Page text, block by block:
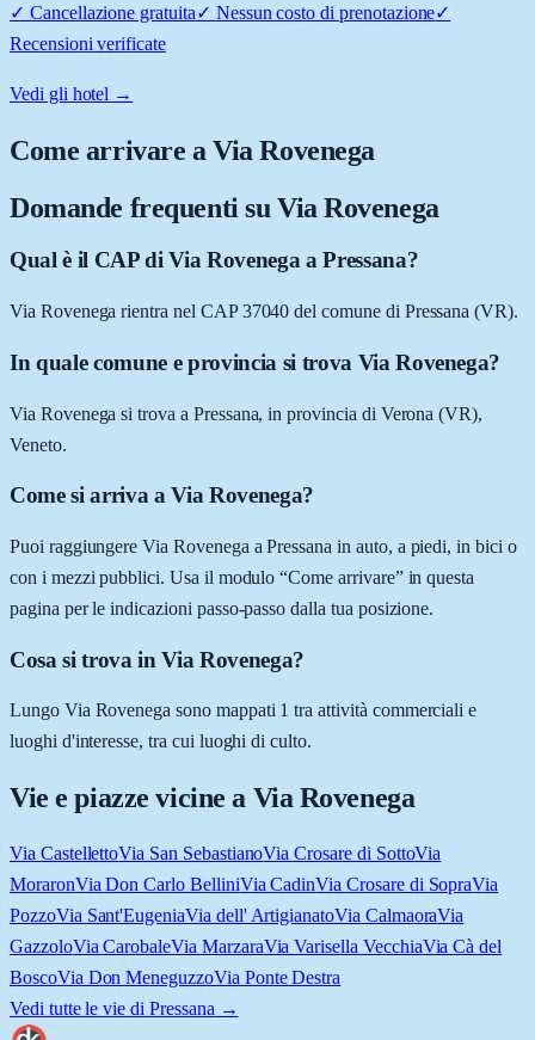
✓ Cancellazione gratuita✓ Nessun costo di prenotazione✓
Recensioni verificate
Vedi gli hotel →
Come arrivare aVia Rovenega
Domande frequenti su Via Rovenega
Qual è il CAP di Via Rovenega a Pressana?
Via Rovenega rientra nel CAP 37040 del comune di Pressana (VR).
In quale comune e provincia si trova Via Rovenega?
Via Rovenega si trova a Pressana, in provincia di Verona (VR),
Veneto.
Come si arriva a Via Rovenega?
Puoi raggiungere Via Rovenega a Pressana in auto, a piedi, in bici o
con i mezzi pubblici. Usa il modulo “Come arrivare” in questa
pagina per le indicazioni passo-passo dalla tua posizione.
Cosa si trova in Via Rovenega?
Lungo Via Rovenega sono mappati 1 tra attività commerciali e
luoghi d'interesse, tra cui luoghi di culto.
Vie e piazze vicine a Via Rovenega
Via CastellettoVia San SebastianoVia Crosare di SottoVia
MoraronVia Don Carlo BelliniVia CadinVia Crosare di SopraVia
PozzoVia Sant'EugeniaVia dell' ArtigianatoVia CalmaoraVia
GazzoloVia CarobaleVia MarzaraVia Varisella VecchiaVia Cà del
BoscoVia Don MeneguzzoVia Ponte Destra
Vedi tutte le vie di Pressana →